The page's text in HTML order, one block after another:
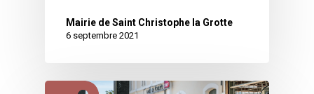
Mairie de Saint Christophe la Grotte
6 septembre 2021